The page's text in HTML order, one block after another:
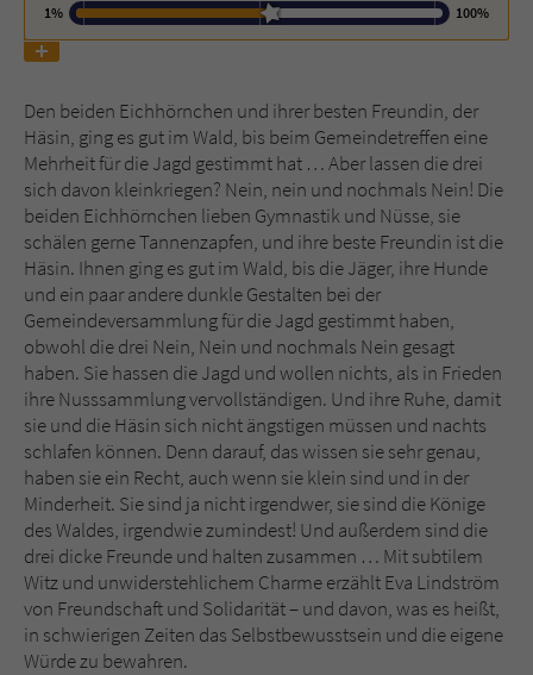
1%
100%
Den beiden Eichhörnchen und ihrer besten Freundin, der
Häsin, ging es gut im Wald, bis beim Gemeindetreffen eine
Mehrheit für die Jagd gestimmt hat … Aber lassen die drei
sich davon kleinkriegen? Nein, nein und nochmals Nein! Die
beiden Eichhörnchen lieben Gymnastik und Nüsse, sie
schälen gerne Tannenzapfen, und ihre beste Freundin ist die
Häsin. Ihnen ging es gut im Wald, bis die Jäger, ihre Hunde
und ein paar andere dunkle Gestalten bei der
Gemeindeversammlung für die Jagd gestimmt haben,
obwohl die drei Nein, Nein und nochmals Nein gesagt
haben. Sie hassen die Jagd und wollen nichts, als in Frieden
ihre Nusssammlung vervollständigen. Und ihre Ruhe, damit
sie und die Häsin sich nicht ängstigen müssen und nachts
schlafen können. Denn darauf, das wissen sie sehr genau,
haben sie ein Recht, auch wenn sie klein sind und in der
Minderheit. Sie sind ja nicht irgendwer, sie sind die Könige
des Waldes, irgendwie zumindest! Und außerdem sind die
drei dicke Freunde und halten zusammen … Mit subtilem
Witz und unwiderstehlichem Charme erzählt Eva Lindström
von Freundschaft und Solidarität – und davon, was es heißt,
in schwierigen Zeiten das Selbstbewusstsein und die eigene
Würde zu bewahren.
Name
Anbieter Literatur-Couch Medien GmbH & Co. KG
Laufzeit 1 Jahr
Zweck Cookie für Kommentare einzelner Buchtitel
Name fe_typo_user
Anbieter Literatur-Couch Medien GmbH & Co. KG
Laufzeit Session
Zweck
Dieses Cookie gewährleistet die
Kommunikation der Webseite mit dem
Benutzer. Es wird benötigt um z. B. den
Sicherheitscode des Kontaktformulars zu
überprüfen.